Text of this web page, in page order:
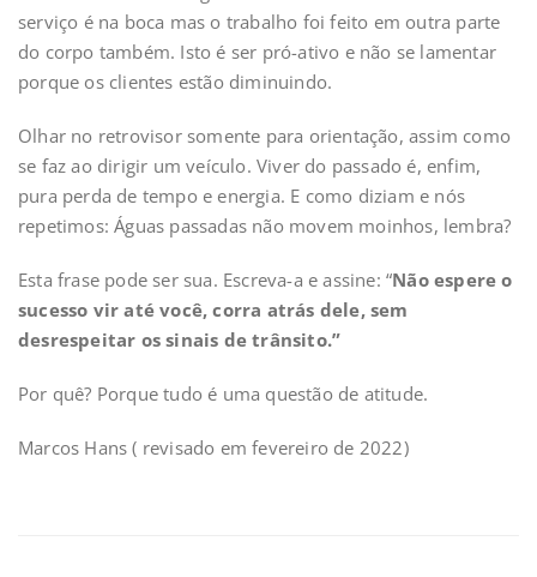
serviço é na boca mas o trabalho foi feito em outra parte
do corpo também. Isto é ser pró-ativo e não se lamentar
porque os clientes estão diminuindo.
Olhar no retrovisor somente para orientação, assim como
se faz ao dirigir um veículo. Viver do passado é, enfim,
pura perda de tempo e energia. E como diziam e nós
repetimos: Águas passadas não movem moinhos, lembra?
Esta frase pode ser sua. Escreva-a e assine: “Não espere o
sucesso vir até você, corra atrás dele, sem
desrespeitar os sinais de trânsito.”
Por quê? Porque tudo é uma questão de atitude.
Marcos Hans ( revisado em fevereiro de 2022)